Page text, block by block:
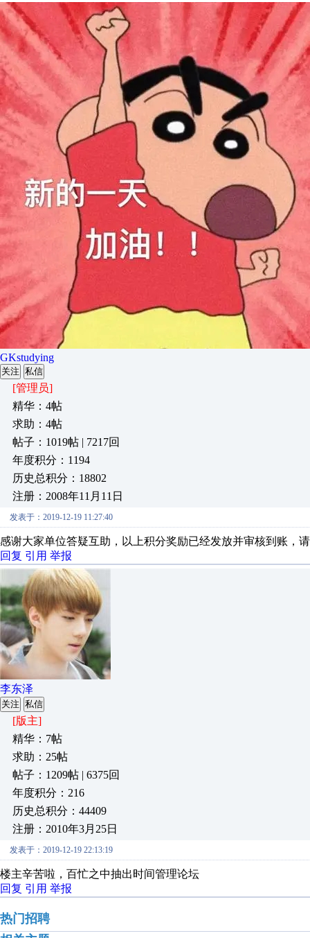
GKstudying
关注 私信
[管理员]
精华：4帖
求助：4帖
帖子：1019帖 | 7217回
年度积分：1194
历史总积分：18802
注册：2008年11月11日
发表于：2019-12-19 11:27:40
感谢大家单位答疑互助，以上积分奖励已经发放并审核到账，
回复 引用 举报
李东泽
关注 私信
[版主]
精华：7帖
求助：25帖
帖子：1209帖 | 6375回
年度积分：216
历史总积分：44409
注册：2010年3月25日
发表于：2019-12-19 22:13:19
楼主辛苦啦，百忙之中抽出时间管理论坛
回复 引用 举报
热门招聘